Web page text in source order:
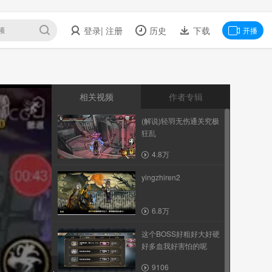
登录| 注册 历史 下载 开播
相关视频 作者专辑
(解说)轻羽无伤通关究极
狂乱
4.8万
yingzhiren2
6.8万
这个BOSS好粗好大好硬
好多血我好害怕的呢
9106